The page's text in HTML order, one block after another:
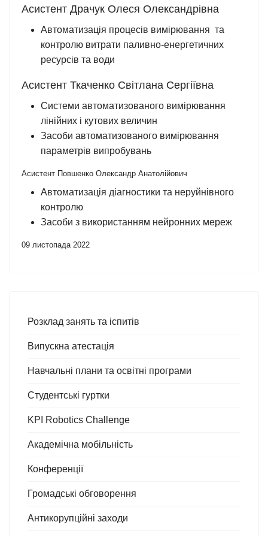
Асистент Драчук Олеся Олександрівна
Автоматизація процесів вимірювання та
контролю витрати паливно-енергетичних
ресурсів та води
Асистент Ткаченко Світлана Сергіївна
Системи автоматизованого вимірювання
лінійних і кутових величин
Засоби автоматизованого вимірювання
параметрів випробувань
Асистент Повшенко Олександр Анатолійович
Автоматизація діагностики та неруйнівного
контролю
Засоби з використанням нейронних мереж
09 листопада 2022
Розклад занять та іспитів
Випускна атестація
Навчальні плани та освітні програми
Студентські гуртки
KPI Robotics Challenge
Академічна мобільність
Конференції
Громадські обговорення
Антикорупційні заходи